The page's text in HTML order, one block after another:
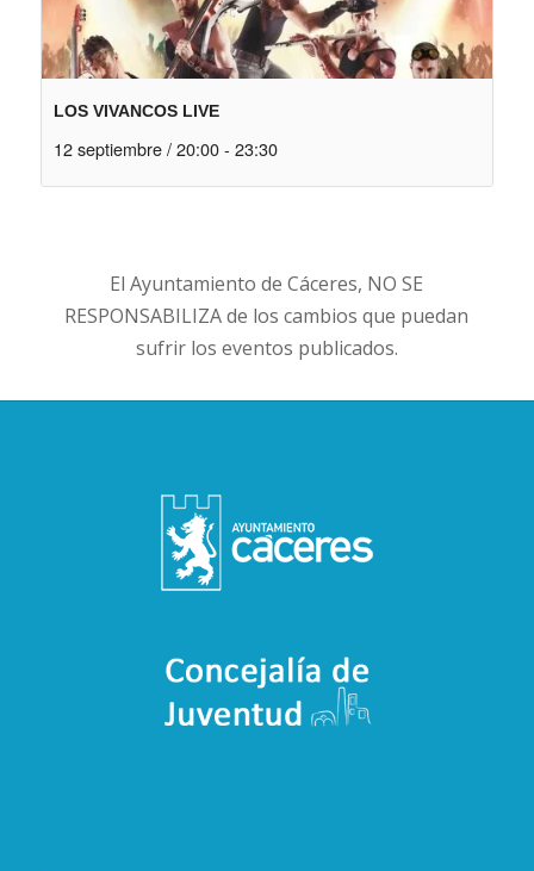
LOS VIVANCOS LIVE
12 septiembre / 20:00 - 23:30
El Ayuntamiento de Cáceres, NO SE
RESPONSABILIZA de los cambios que puedan
sufrir los eventos publicados.